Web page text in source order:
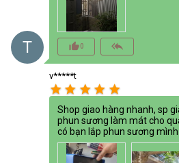
T thumb_up_alt0 reply_all
v*****t
star star star star star
Shop giao hàng nhanh, sp
phun sương làm mát cho
có bạn lắp phun sương